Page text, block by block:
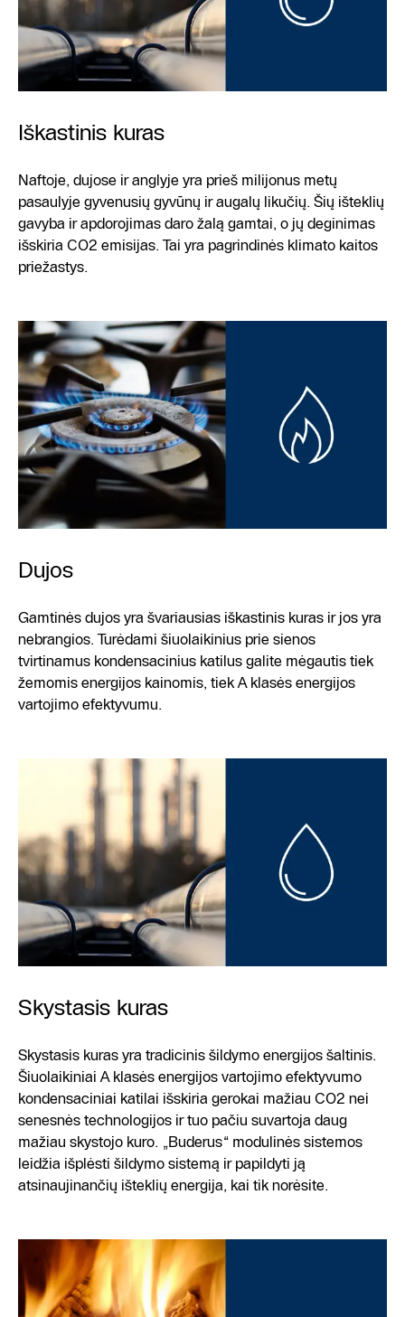
Iškastinis kuras
Naftoje, dujose ir anglyje yra prieš milijonus metų
pasaulyje gyvenusių gyvūnų ir augalų likučių. Šių išteklių
gavyba ir apdorojimas daro žalą gamtai, o jų deginimas
išskiria CO2 emisijas. Tai yra pagrindinės klimato kaitos
priežastys.
Dujos
Gamtinės dujos yra švariausias iškastinis kuras ir jos yra
nebrangios. Turėdami šiuolaikinius prie sienos
tvirtinamus kondensacinius katilus galite mėgautis tiek
žemomis energijos kainomis, tiek A klasės energijos
vartojimo efektyvumu.
Skystasis kuras
Skystasis kuras yra tradicinis šildymo energijos šaltinis.
Šiuolaikiniai A klasės energijos vartojimo efektyvumo
kondensaciniai katilai išskiria gerokai mažiau CO2 nei
senesnės technologijos ir tuo pačiu suvartoja daug
mažiau skystojo kuro. „Buderus“ modulinės sistemos
leidžia išplėsti šildymo sistemą ir papildyti ją
atsinaujinančių išteklių energija, kai tik norėsite.